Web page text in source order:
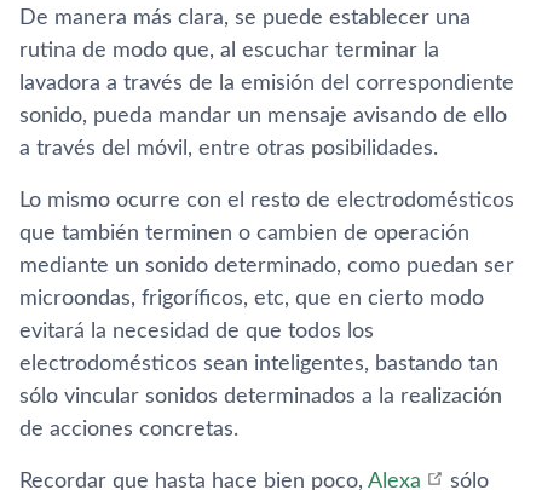
De manera más clara, se puede establecer una
rutina de modo que, al escuchar terminar la
lavadora a través de la emisión del correspondiente
sonido, pueda mandar un mensaje avisando de ello
a través del móvil, entre otras posibilidades.
Lo mismo ocurre con el resto de electrodomésticos
que también terminen o cambien de operación
mediante un sonido determinado, como puedan ser
microondas, frigoríficos, etc, que en cierto modo
evitará la necesidad de que todos los
electrodomésticos sean inteligentes, bastando tan
sólo vincular sonidos determinados a la realización
de acciones concretas.
Recordar que hasta hace bien poco, Alexa sólo